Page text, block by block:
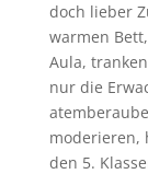
doch lieber
warmen
Aula,
nur die
moderieren,
den 5.